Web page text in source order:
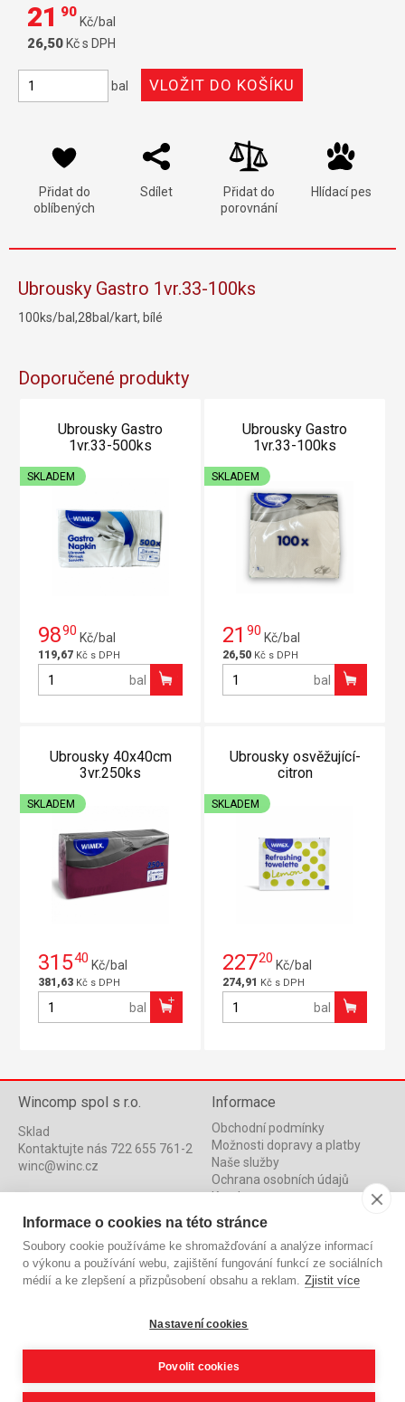
21 90
Kč/bal
26,50 Kč s DPH
bal
Přidat do
oblíbených
Sdílet
Přidat do
porovnání
Hlídací pes
Ubrousky Gastro 1vr.33-100ks
100ks/bal,28bal/kart, bílé
Doporučené produkty
Ubrousky Gastro
1vr.33-500ks
SKLADEM
9890 Kč/bal
119,67 Kč s DPH
bal
Ubrousky Gastro
1vr.33-100ks
SKLADEM
21 90 Kč/bal
26,50 Kč s DPH
bal
Ubrousky 40x40cm
3vr.250ks
SKLADEM
31540 Kč/bal
381,63 Kč s DPH
bal
Ubrousky osvěžující-
citron
SKLADEM
22720 Kč/bal
274,91 Kč s DPH
bal
Wincomp spol s r.o.
Sklad
Kontaktujte nás 722 655 761-2
winc@winc.cz
CTPark HK A2
500 03 Hradec Králové
Po-Pá: 9:00 – 17:00
Informace
Obchodní podmínky
Možnosti dopravy a platby
Naše služby
Ochrana osobních údajů
Katalog
Novinky
Akce
Kontaktujte nás:
Informace o cookies na této stránce
Soubory cookie používáme ke shromažďování a analýze informací
o výkonu a používání webu, zajištění fungování funkcí ze sociálních
médií a ke zlepšení a přizpůsobení obsahu a reklam. Zjistit více
Nastavení cookies
Povolit cookies